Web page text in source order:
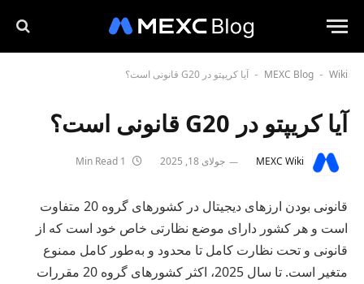
MEXC Blog - Wiki
- آیا کریپتو در G20 قانونی است؟
آیا کریپتو در G20 قانونی است؟
MEXC Wiki جولای 18, 2025
قانونی بودن ارزهای دیجیتال در کشورهای گروه 20 متفاوت
است و هر کشور دارای موضع نظارتی خاص خود است که از
قانونی و تحت نظارت کامل تا محدود و به‌طور کامل ممنوع
متغیر است. تا سال 2025، اکثر کشورهای گروه 20 مقررات